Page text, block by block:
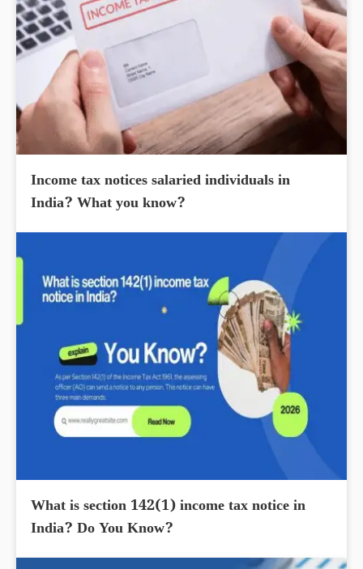
Income tax notices salaried individuals in
India? What you know?
What is section 142(1) income tax notice in
India? Do You Know?